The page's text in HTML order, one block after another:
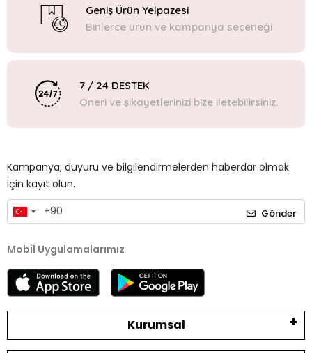
Geniş Ürün Yelpazesi
Binlerce ürün ve kampanya seçeneği
7 / 24 DESTEK
Öneri ve şikayetlerinizi bize iletebilirsiniz.
Kampanya, duyuru ve bilgilendirmelerden haberdar olmak
için kayıt olun.
Gönder
Mobil Uygulamalarımız
Kurumsal